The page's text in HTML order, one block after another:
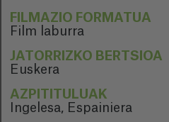
FILMAZIO FORMATUA
Film laburra
JATORRIZKO BERTSIOA
Euskera
AZPITITULUAK
Ingelesa, Espainiera